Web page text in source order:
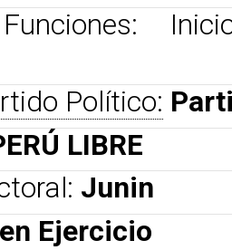
Político:
LIBRE
Junin
en Ejercicio